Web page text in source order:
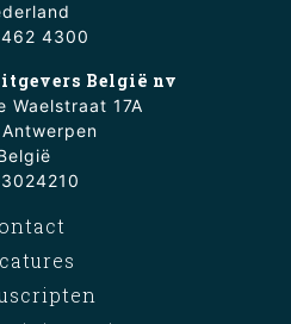
4300
België nv
Waelstraat 17A